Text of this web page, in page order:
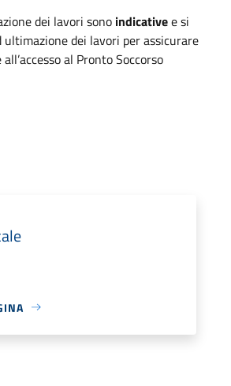
dei lavori sono indicativee si
ultimazione dei lavori per assicurare
al Pronto Soccorso